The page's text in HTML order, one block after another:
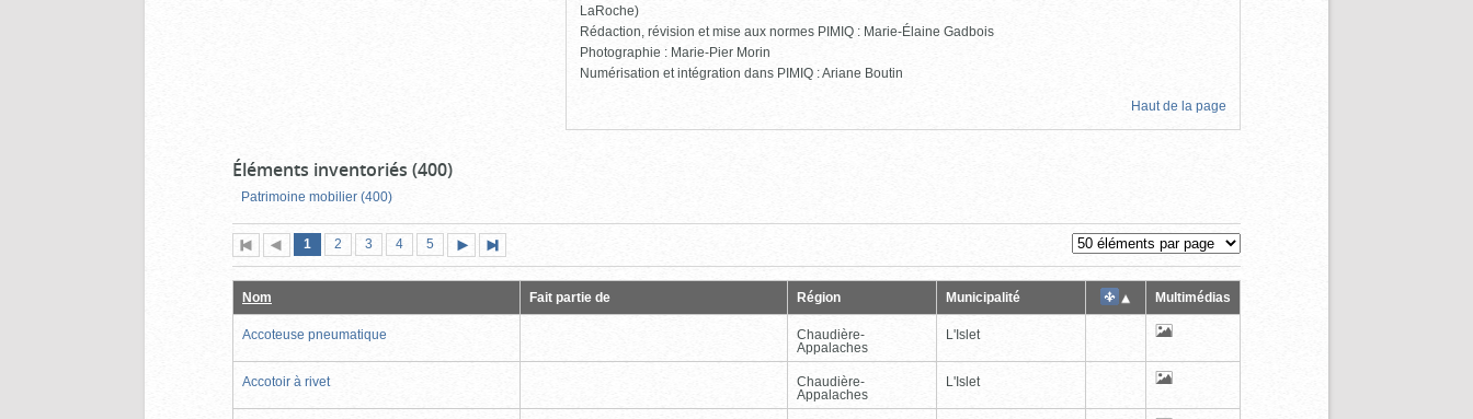
LaRoche)
Rédaction, révision et mise aux normes PIMIQ : Marie-Élaine Gadbois
Photographie : Marie-Pier Morin
Numérisation et intégration dans PIMIQ : Ariane Boutin
Haut de la page
Éléments inventoriés (400)
Patrimoine mobilier (400)
Première
page
Page
précédente
Page
1 (page
actuelle)
Page
2 Page
3 Page
4 Page
5
suivante
page
Nom Fait partie de Région Municipalité Multimédias
Accoteuse pneumatique
Chaudière-
Appalaches
L'Islet
Accotoir à rivet
Chaudière-
Appalaches
L'Islet